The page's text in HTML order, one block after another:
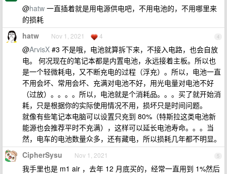
@hatw 一直插着就是用电源供电吧，不用电池的，不用哪里来
的损耗
4
hatw Nov 1, 2021 4
@ArvisX #3 不是哦，电池就算拆下来，不接入电路，也会自放
电。 何况现在的笔记本都是内置电池，永远接着主板。所以也
是一个轻微耗电，又不断充电的过程（浮充）。所以，电池一直
不用会坏、常用会坏、充满对电池不好，用光电量对电池不好
（过放）。。。。所以，电池就是个消耗品。。。买了就开始消
耗，只是根据你的实际使用情况不用，损坏只是时间问题。
就像有些笔记本电脑可以设置只充到 80%（特斯拉这类电池新
能源也会推荐平时不充满），这样可以延长电池寿命。。。当
然，电车的电池数量众多，还有藏电，所以损耗几年都不明显。
5
CipherSysu Nov 1, 2021
我手里也是 m1 air ，去年 12 月底买的，经常一直用到 1%然后